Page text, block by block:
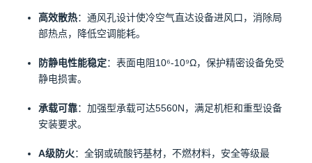
高效散热：通风孔设计使冷空气直达设备进风口，消除局
部热点，降低空调能耗。
防静电性能稳定：表面电阻10⁶-10⁹Ω，保护精密设备免受
静电损害。
承载可靠：加强型承载可达5560N，满足机柜和重型设备
安装要求。
A级防火：全钢或硫酸钙基材，不燃材料，安全等级最